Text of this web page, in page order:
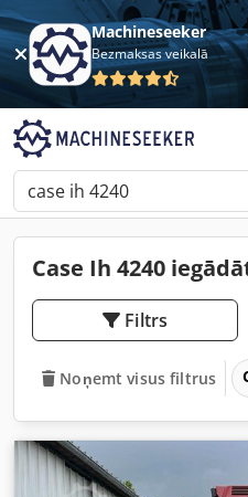
Machineseeker
Bezmaksas veikalā
Case Ih 4240
Filtrs
Noņemt visus filtrus